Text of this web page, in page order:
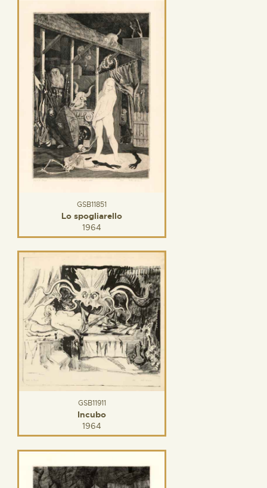
GSB11851
Lo spogliarello
1964
GSB11911
Incubo
1964